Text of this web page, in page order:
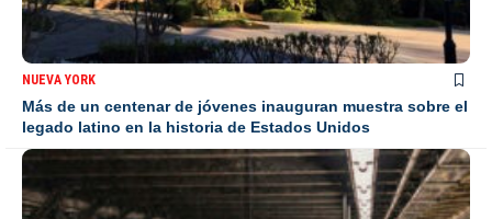
NUEVA YORK
Más de un centenar de jóvenes inauguran muestra sobre el
legado latino en la historia de Estados Unidos